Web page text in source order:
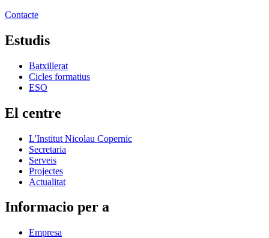
Contacte
Estudis
Batxillerat
Cicles formatius
ESO
El centre
L'Institut Nicolau Copernic
Secretaria
Serveis
Projectes
Actualitat
Informacio per a
Empresa